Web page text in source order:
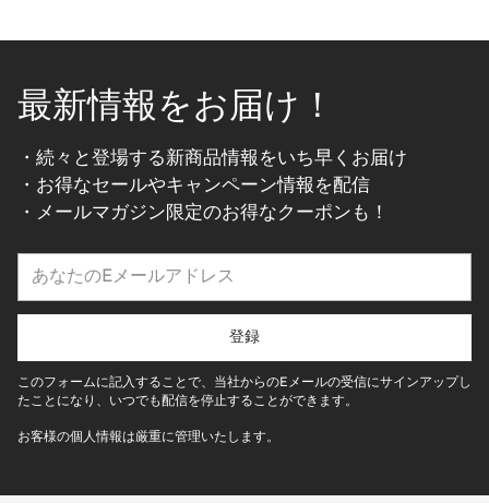
最新情報をお届け！
・続々と登場する新商品情報をいち早くお届け
・お得なセールやキャンペーン情報を配信
・メールマガジン限定のお得なクーポンも！
メ
ー
ア
レ
登録
このフォームに記入することで、当社からのEメールの受信にサインアップし
たことになり、いつでも配信を停止することができます。
お客様の個人情報は厳重に管理いたします。